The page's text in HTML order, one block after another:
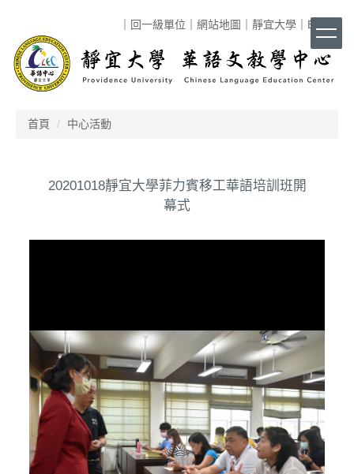
要
內
回一級單位 網站地圖 靜宜大學 ENG
首頁 中心活動
20201018靜宜大學菲力賓移工華語培訓班開
幕式